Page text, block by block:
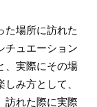
た場所に訪れた
チュエーション
、実際にその場
み方として、
訪れた際に実際